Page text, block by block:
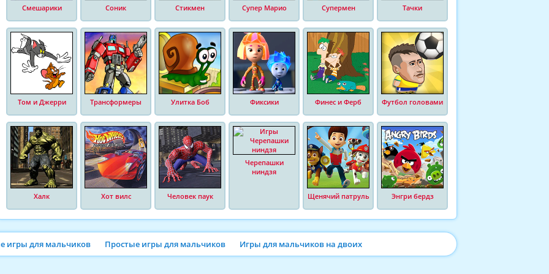
Смешарики Соник Стикмен Супер Марио Супермен Тачки
Том и Джерри Трансформеры Улитка Боб Фиксики Финес и Ферб Футбол головами
Халк Хот вилс Человек паук
Черепашки
ниндзя
Щенячий патруль Энгри бердз
игры для мальчиков Простые игры для мальчиков Игры для мальчиков на двоих